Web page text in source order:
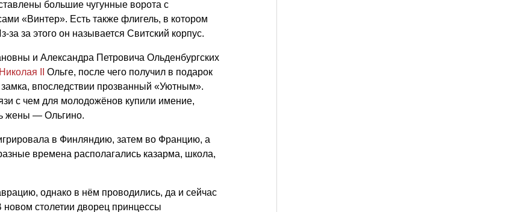
большие чугунные ворота с
«Винтер». Есть также флигель, в котором
за за этого он называется Свитский корпус.
и Александра Петровича Ольденбургских
Николая II
Ольге, после чего получил в подарок
впоследствии прозванный «Уютным».
с чем для молодожёнов купили имение,
жены — Ольгино.
в Финляндию, затем во Францию, а
времена располагались казарма, школа,
однако в нём проводились, да и сейчас
новом столетии дворец принцессы